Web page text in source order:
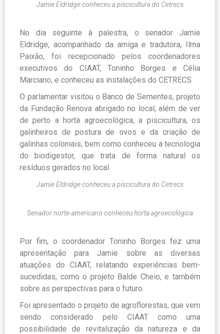
Jamie Eldridge conheceu a piscicultura do Cetrecs
No dia seguinte à palestra, o senador Jamie
Eldridge, acompanhado da amiga e tradutora, Ilma
Paixão, foi recepcionado pelos coordenadores
executivos do CIAAT, Toninho Borges e Célia
Marciano, e conheceu as instalações do CETRECS.
O parlamentar visitou o Banco de Sementes, projeto
da Fundação Renova abrigado no local, além de ver
de perto a horta agroecológica, a piscicultura, os
galinheiros de postura de ovos e da criação de
galinhas coloniais, bem como conheceu a tecnologia
do biodigestor, que trata de forma natural os
resíduos gerados no local.
Jamie Eldridge conheceu a piscicultura do Cetrecs
Senador norte-americano conheceu horta agroecológica
Por fim, o coordenador Toninho Borges fez uma
apresentação para Jamie sobre as diversas
atuações do CIAAT, relatando experiências bem-
sucedidas, como o projeto Balde Cheio, e também
sobre as perspectivas para o futuro.
Foi apresentado o projeto de agroflorestas, que vem
sendo considerado pelo CIAAT como uma
possibilidade de revitalização da natureza e da